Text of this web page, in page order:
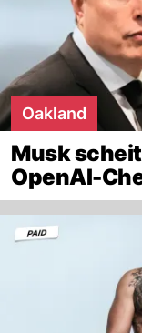
Oakland
Musk
OpenAI-